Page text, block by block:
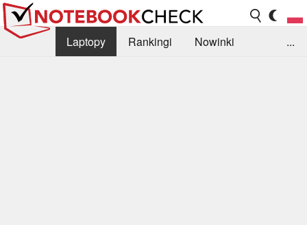
Laptopy Rankingi
Nowinki
...